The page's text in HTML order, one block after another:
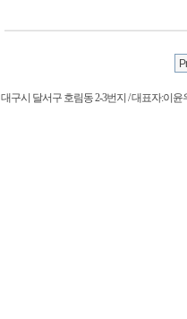
대구시 달서구 호림동 2-3번지 / 대표자:이윤우